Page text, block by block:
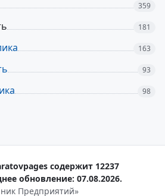
359
181
163
93
98
содержит 12237
обновление: 07.08.2026.
Предприятий»